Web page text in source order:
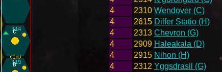
4
2310 Wendover (C)
4
2615 Dilfer Statio (H)
4
2313 Chevron (G)
4
2909 Haleakala (D)
4
2915 Nihon (H)
4
2312 Yggsdrasil (G)